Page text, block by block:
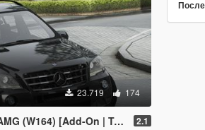
23.719 174
On | Tuning | Extras | VehFuncs V] 2.1